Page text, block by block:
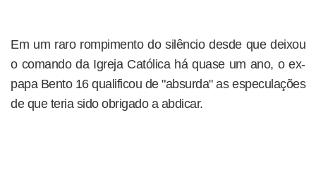
Em um raro rompimento do silêncio desde que deixou
o comando da Igreja Católica há quase um ano, o ex-
papa Bento 16 qualificou de "absurda" as especulações
de que teria sido obrigado a abdicar.